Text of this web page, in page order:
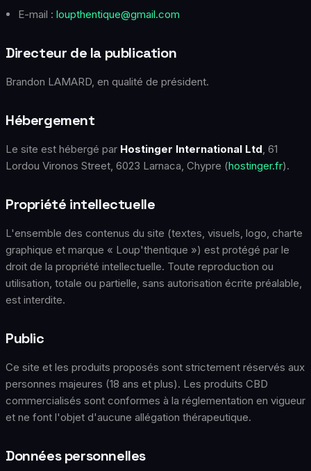
E-mail : loupthentique@gmail.com
Directeur de la publication
Brandon LAMARD, en qualité de président.
Hébergement
Le site est hébergé par Hostinger International Ltd, 61
Lordou Vironos Street, 6023 Larnaca, Chypre (hostinger.fr).
Propriété intellectuelle
L'ensemble des contenus du site (textes, visuels, logo, charte
graphique et marque « Loup'thentique ») est protégé par le
droit de la propriété intellectuelle. Toute reproduction ou
utilisation, totale ou partielle, sans autorisation écrite préalable,
est interdite.
Public
Ce site et les produits proposés sont strictement réservés aux
personnes majeures (18 ans et plus). Les produits CBD
commercialisés sont conformes à la réglementation en vigueur
et ne font l'objet d'aucune allégation thérapeutique.
Données personnelles